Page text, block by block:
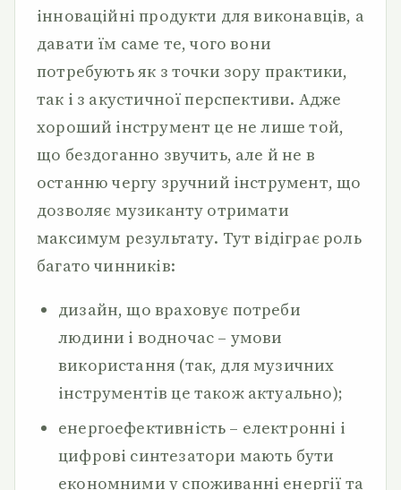
інноваційні продукти для виконавців, а
давати їм саме те, чого вони
потребують як з точки зору практики,
так і з акустичної перспективи. Адже
хороший інструмент це не лише той,
що бездоганно звучить, але й не в
останню чергу зручний інструмент, що
дозволяє музиканту отримати
максимум результату. Тут відіграє роль
багато чинників:
дизайн, що враховує потреби
людини і водночас – умови
використання (так, для музичних
інструментів це також актуально);
енергоефективність – електронні і
цифрові синтезатори мають бути
економними у споживанні енергії та